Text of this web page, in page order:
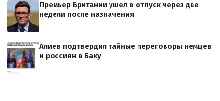
Премьер Британии ушел в отпуск через две
недели после назначения
Алиев подтвердил тайные переговоры немцев
и россиян в Баку